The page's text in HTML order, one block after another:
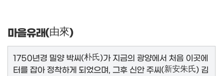
마을유래(由來)
1750년경 밀양 박씨(朴氏)가 지금의 광양에서 처음 이곳에
터를 잡아 정착하게 되었으며, 그후 신안 주씨(新安朱氏) 김